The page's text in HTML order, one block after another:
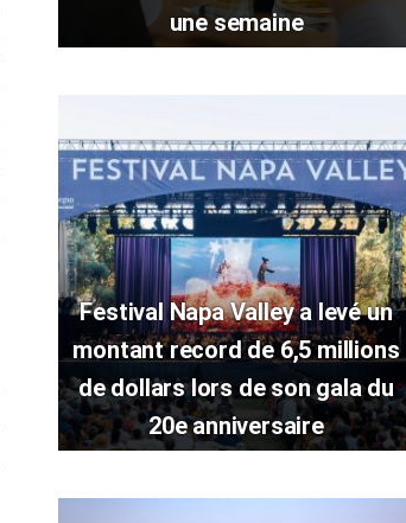
une semaine
Festival Napa Valley a levé un
montant record de 6,5 millions
de dollars lors de son gala du
20e anniversaire